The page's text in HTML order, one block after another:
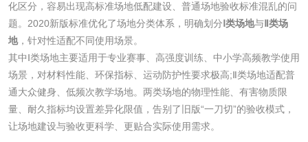
化区分，容易出现高标准场地低配建设、普通场地验收标准混乱的问
题。2020新版标准优化了场地分类体系，明确划分Ⅰ类场地与Ⅱ类场
地，针对性适配不同使用场景。
其中Ⅰ类场地主要适用于专业赛事、高强度训练、中小学高频教学使用
场景，对材料性能、环保指标、运动防护性要求极高;Ⅱ类场地适配普
通大众健身、低频次教学场地。两类场地的物理性能、有害物质限
量、耐久指标均设置差异化限值，告别了旧版“一刀切”的验收模式，
让场地建设与验收更科学、更贴合实际使用需求。
测
脱硫脱硝活性炭检
测
煤质活性炭检测
电厂水处理活性炭
检测
木质活性炭检测
木质净水用活性炭